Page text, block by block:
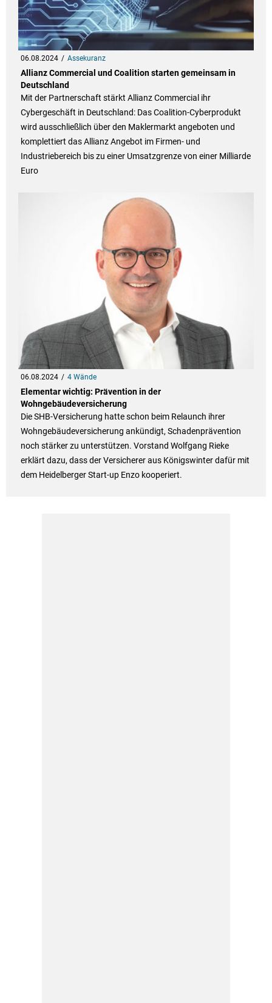
06.08.2024 Assekuranz
Allianz Commercial und Coalition starten gemeinsam in
Deutschland
Mit der Partnerschaft stärkt Allianz Commercial ihr
Cybergeschäft in Deutschland: Das Coalition-Cyberprodukt
wird ausschließlich über den Maklermarkt angeboten und
komplettiert das Allianz Angebot im Firmen- und
Industriebereich bis zu einer Umsatzgrenze von einer Milliarde
Euro
06.08.2024 4 Wände
Elementar wichtig: Prävention in der
Wohngebäudeversicherung
Die SHB-Versicherung hatte schon beim Relaunch ihrer
Wohngebäudeversicherung ankündigt, Schadenprävention
noch stärker zu unterstützen. Vorstand Wolfgang Rieke
erklärt dazu, dass der Versicherer aus Königswinter dafür mit
dem Heidelberger Start-up Enzo kooperiert.